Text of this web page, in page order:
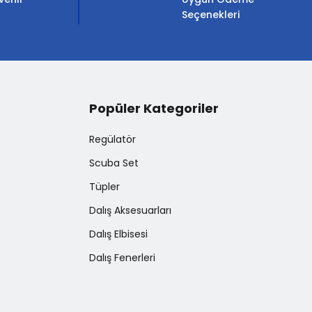
Seçenekleri
Popüler Kategoriler
Regülatör
Scuba Set
Tüpler
Dalış Aksesuarları
Dalış Elbisesi
Dalış Fenerleri